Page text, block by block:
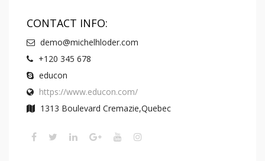
CONTACT INFO:
demo@michelhloder.com
+120 345 678
educon
https://www.educon.com/
1313 Boulevard Cremazie,Quebec